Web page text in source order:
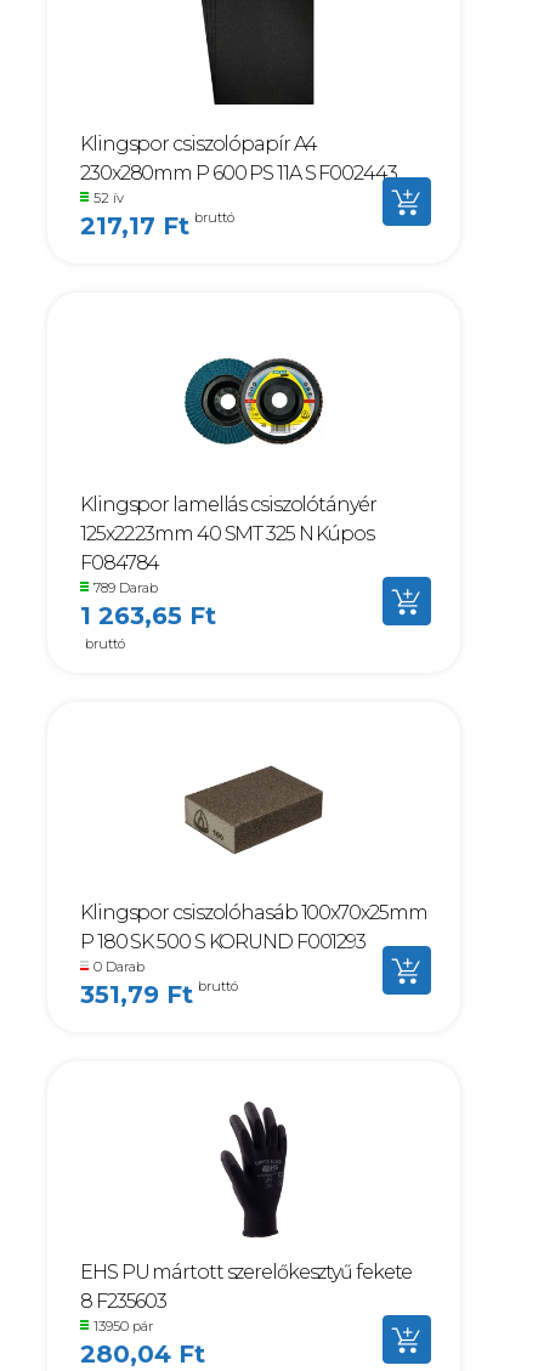
Klingspor csiszolópapír A4
230x280mm P 600 PS 11A S F002443
52 ív
217,17 Ft bruttó
Klingspor lamellás csiszolótányér
125x22.23mm 40 SMT 325 N Kúpos
F084784
789 Darab
1 263,65 Ft
bruttó
Klingspor csiszolóhasáb 100x70x25mm
P 180 SK 500 S KORUND F001293
0 Darab
351,79 Ft bruttó
EHS PU mártott szerelőkesztyű fekete
8 F235603
13950 pár
280,04 Ft